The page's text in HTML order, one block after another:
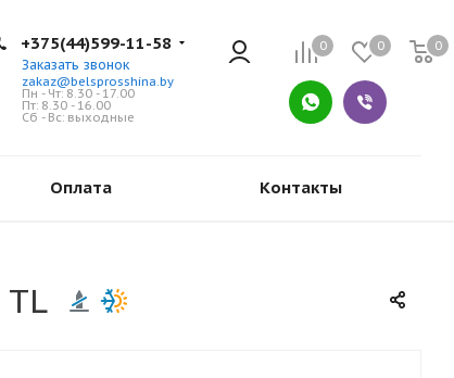
0 0 0
+375(44)599-11-58
Заказать звонок
zakaz@belsprosshina.by
Пн - Чт: 8.30 - 17.00
Пт: 8.30 - 16.00
Сб - Вс: выходные
Оплата Контакты